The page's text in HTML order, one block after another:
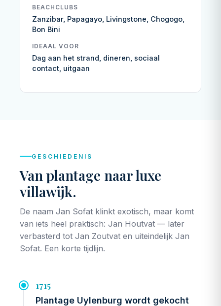
BEACHCLUBS
Zanzibar, Papagayo, Livingstone, Chogogo,
Bon Bini
IDEAAL VOOR
Dag aan het strand, dineren, sociaal
contact, uitgaan
GESCHIEDENIS
Van plantage naar luxe
villawijk.
De naam Jan Sofat klinkt exotisch, maar komt
van iets heel praktisch: Jan Houtvat — later
verbasterd tot Jan Zoutvat en uiteindelijk Jan
Sofat. Een korte tijdlijn.
1715
Plantage Uylenburg wordt gekocht